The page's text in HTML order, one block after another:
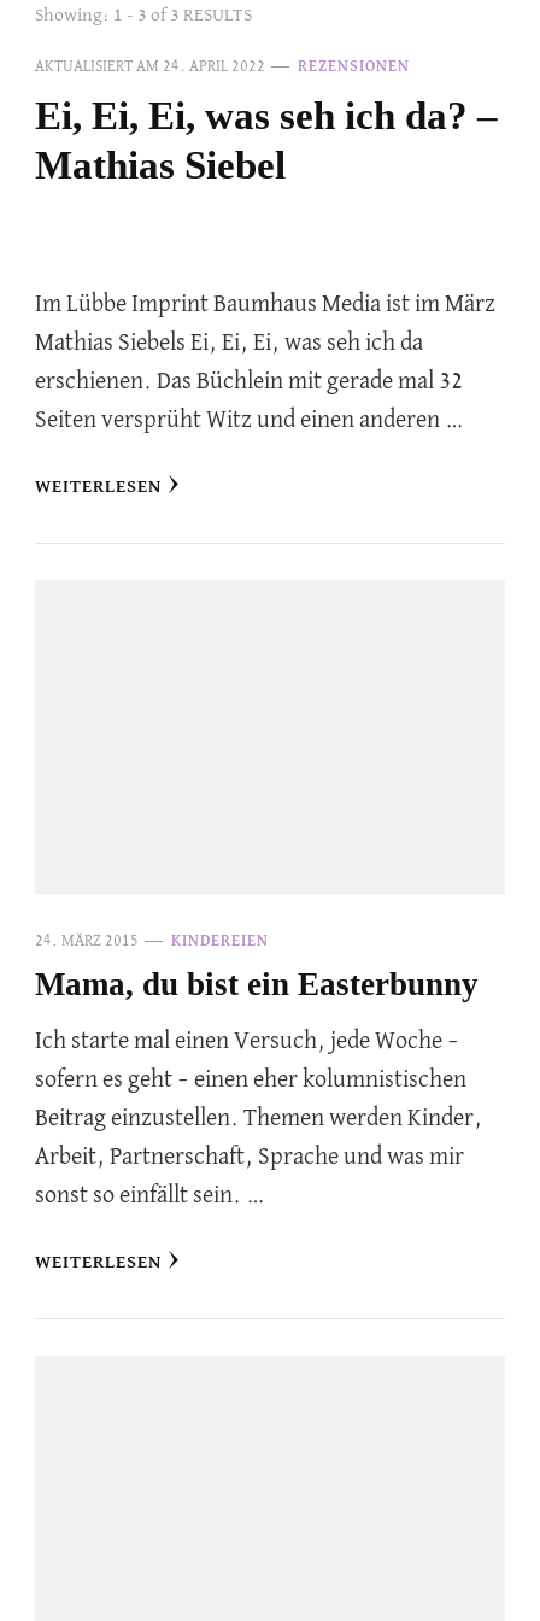
Showing: 1 - 3 of 3 RESULTS
AKTUALISIERT AM 24. APRIL 2022 REZENSIONEN
Ei, Ei, Ei, was seh ich da? –
Mathias Siebel
Im Lübbe Imprint Baumhaus Media ist im März
Mathias Siebels Ei, Ei, Ei, was seh ich da
erschienen. Das Büchlein mit gerade mal 32
Seiten versprüht Witz und einen anderen …
WEITERLESEN
24. MÄRZ 2015 KINDEREIEN
Mama, du bist ein Easterbunny
Ich starte mal einen Versuch, jede Woche –
sofern es geht – einen eher kolumnistischen
Beitrag einzustellen. Themen werden Kinder,
Arbeit, Partnerschaft, Sprache und was mir
sonst so einfällt sein. …
WEITERLESEN